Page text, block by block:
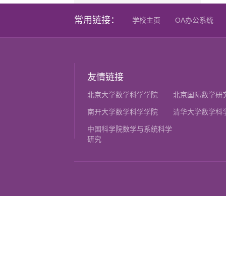
常用链接： 学校主页 OA办公系统
友情链接
北京大学数学科学学院 北京国际数学研
南开大学数学科学学院 清华大学数学科
中国科学院数学与系统科学
研究